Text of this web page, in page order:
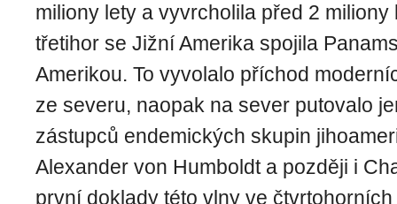
miliony lety a vyvrcholila před 2 miliony
třetihor se Jižní Amerika spojila
Amerikou. To vyvolalo příchod
ze severu, naopak na sever putovalo
zástupců endemických skupin
Alexander von Humboldt a později i
první doklady této vlny ve